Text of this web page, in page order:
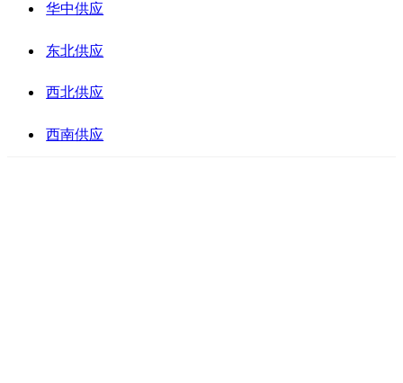
华中供应
东北供应
西北供应
西南供应